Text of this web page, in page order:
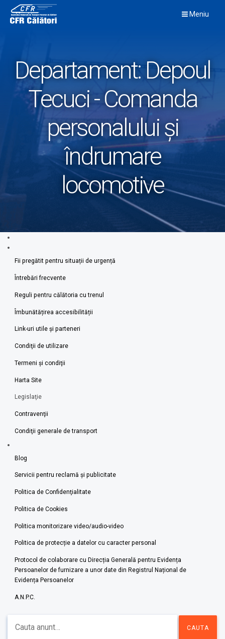
content
Meniu
Departament: Depoul
Tecuci - Comanda
personalului şi
îndrumare
locomotive
Fii pregătit pentru situații de urgență
Întrebări frecvente
Reguli pentru călătoria cu trenul
Îmbunătățirea accesibilității
Link-uri utile şi parteneri
Condiţii de utilizare
Termeni şi condiţii
Harta Site
Legislaţie
Contravenţii
Condiţii generale de transport
Blog
Servicii pentru reclamă și publicitate
Politica de Confidenţialitate
Politica de Cookies
Politica monitorizare video/audio-video
Politica de protecție a datelor cu caracter personal
Protocol de colaborare cu Direcția Generală pentru Evidența
Persoanelor de furnizare a unor date din Registrul Național de
Evidența Persoanelor
A.N.P.C.